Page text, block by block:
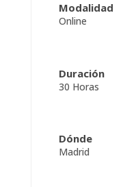
Modalidad
Online
Duración
30 Horas
Dónde
Madrid